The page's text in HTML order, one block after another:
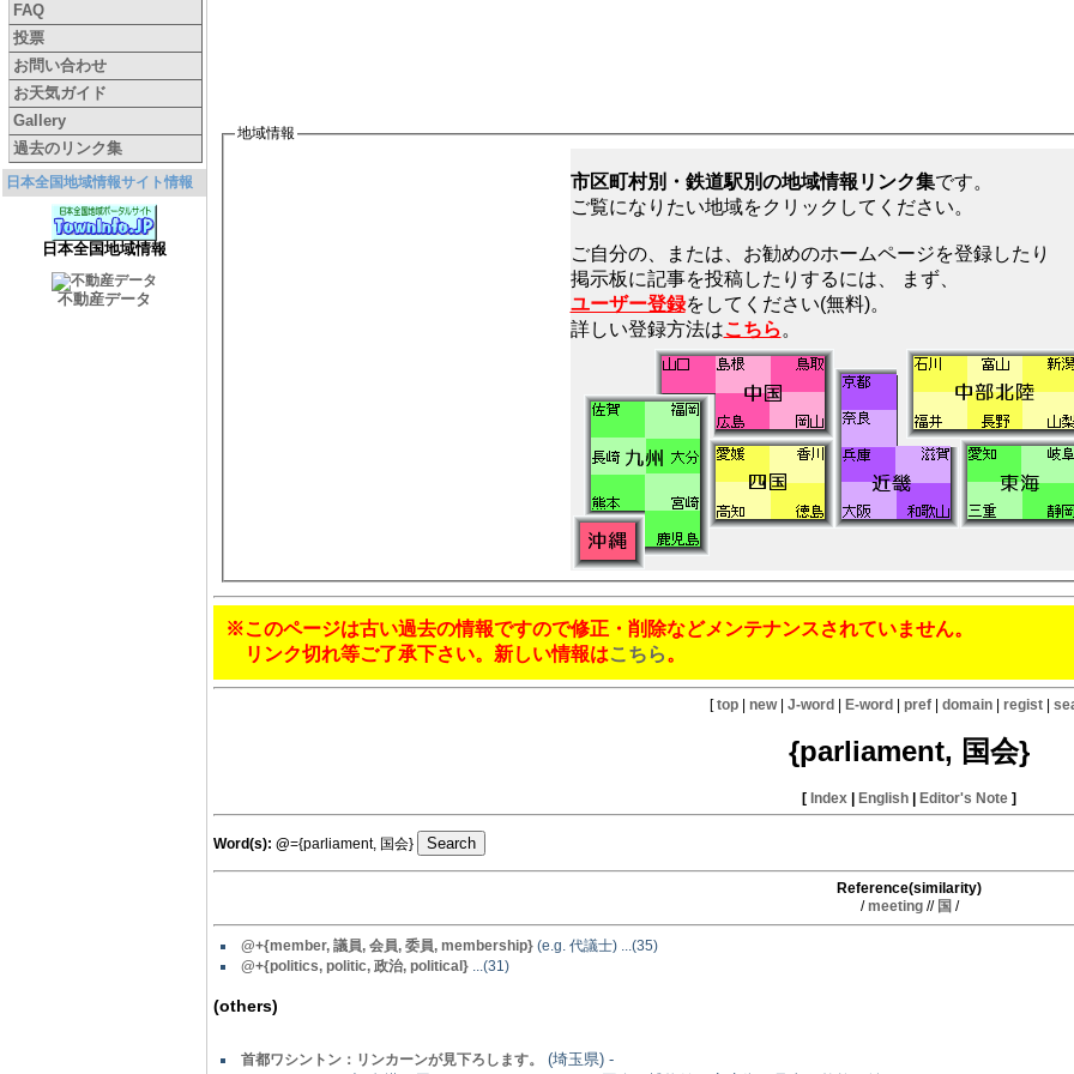
FAQ
投票
お問い合わせ
お天気ガイド
Gallery
過去のリンク集
日本全国地域情報サイト情報
日本全国地域情報
不動産データ
地域情報
市区町村別・鉄道駅別の地域情報リンク集です。
ご覧になりたい地域をクリックしてください。
ご自分の、または、お勧めのホームページを登録したり
掲示板に記事を投稿したりするには、 まず、
ユーザー登録をしてください(無料)。
詳しい登録方法はこちら 。
※このページは古い過去の情報ですので修正・削除などメンテナンスされていません。
リンク切れ等ご了承下さい。新しい情報はこちら。
[top | new| J-word | E-word | pref | domain | regist |
{parliament, 国会}
[ Index | English | Editor's Note ]
Word(s): @={parliament, 国会}
Reference(similarity)
/meeting// 国 /
@+{member, 議員, 会員, 委員, membership} (e.g. 代議士) ...(35)
@+{politics, politic, 政治, political} ...(31)
(others)
首都ワシントン：リンカーンが見下ろします。
(埼玉県) -